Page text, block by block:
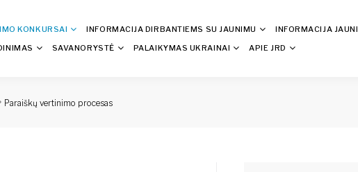
KONKURSAI INFORMACIJA DIRBANTIEMS SU JAUNIMU INFORMACIJA
SAVANORYSTĖ PALAIKYMAS UKRAINAI APIE JRD
Paraiškų vertinimo procesas